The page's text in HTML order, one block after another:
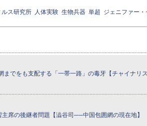
ス研究所 人体実験 生物兵器 単超 ジェニファー・
でをも支配する「一帯一路」の毒牙【チャイナリス
席の後継者問題【澁谷司──中国包囲網の現在地】